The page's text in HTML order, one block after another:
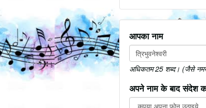
आपका नाम
अधिकतम 25 शब्द। (जैसे नमस्ते
अपने नाम के बाद संदेश